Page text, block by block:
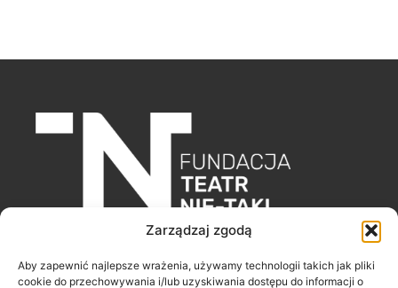
Zarządzaj zgodą
Aby zapewnić najlepsze wrażenia, używamy technologii takich jak pliki
cookie do przechowywania i/lub uzyskiwania dostępu do informacji o
Fundacja Teatr Nie-Taki
ul. Poleska 43/29